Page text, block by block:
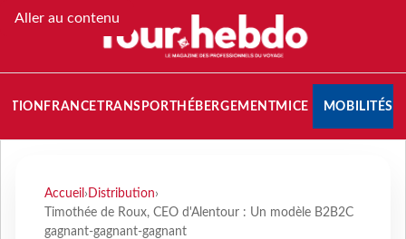
Aller au contenu
FRANCETRANSPORT HÉBERGEMENTMICE MOBILITÉS
Accueil › Distribution›
Timothée de Roux, CEO d'Alentour : Un modèle B2B2C
gagnant-gagnant-gagnant